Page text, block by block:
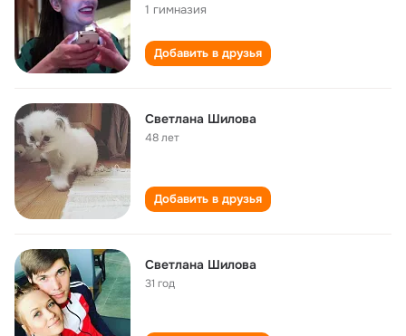
1 гимназия
Добавить в друзья
Светлана Шилова
48 лет
Добавить в друзья
Светлана Шилова
31 год